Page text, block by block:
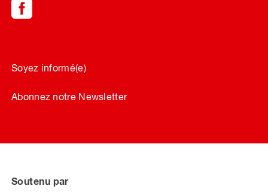
Soyez informé(e)
Abonnez notre Newsletter
Soutenu par